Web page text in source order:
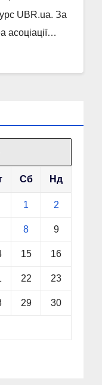
UBR.ua. За
асоціації…
Сб Нд
1 2
8 9
15 16
22 23
29 30